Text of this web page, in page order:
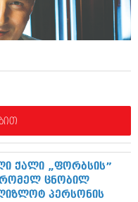
ქალი „ფორბსის”
რომელ ცნობილ
პერსონის